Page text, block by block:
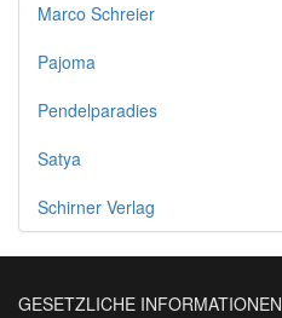
Marco Schreier
Pajoma
Pendelparadies
Satya
Schirner Verlag
GESETZLICHE INFORMATIONEN